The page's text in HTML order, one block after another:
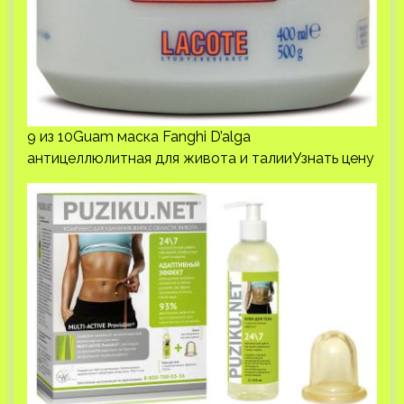
9 из 10Guam маска Fanghi D’alga
антицеллюлитная для живота и талииУзнать цену